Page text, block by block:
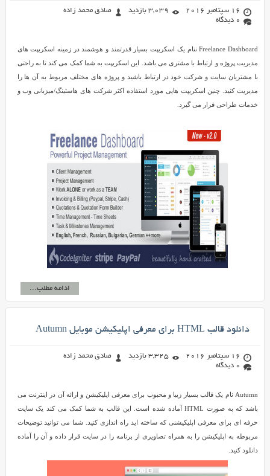
16 سپتامبر 2016 3,039 بازدید
صادق محمد زاده
0 دیدگاه
Freelance Dashboard ننام یک اسکریپت بسیار قدرتمند و هوشمند در زمینه اسکریپت های
مدیریت پروژه و ارتباط با مشتری می باشد. این اسکریپت به شما کمک می کند تا به راحتی
با مشتریان سایت و شرکت خود در ارتباط باشید و پروژه های مختلف مربوط به آن ها را
مدیریت کنید. چنین اسکریپت هایی مورد استفاده اکثر شرکت های هاستینگ/میزبانی وب و
خدمات طراحی قرار می گیرد.
ادامه مطلب...
دانلود قالب HTML برای معرفی اپلیکیشن موبایل Autumn
16 سپتامبر 2016 3,325 بازدید
صادق محمد زاده
0 دیدگاه
Autumn نام یک قالب بسیار زیبا و محبوب برای معرفی اپلیکیشن و ارائه آن در اینترنت می
باشد که به صورت HTML آماده شده است. این قالب به شما کمک می کند یک سایت
حرفه ای برای معرفی اپلیکیشنی که ساخته اید راه اندازی کنید. شما می توانید توضیحات
مربوطه به اپلیکیشن را به همراه تصاویری از برنامه را در سایت قرار داده و آن را آماده
دانلود کنید.